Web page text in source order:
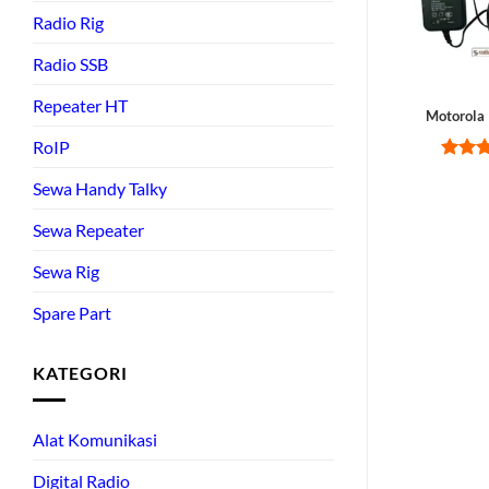
Radio Rig
Radio SSB
Repeater HT
RoIP
Sewa Handy Talky
Sewa Repeater
Sewa Rig
Spare Part
KATEGORI
Alat Komunikasi
Digital Radio
Motorola